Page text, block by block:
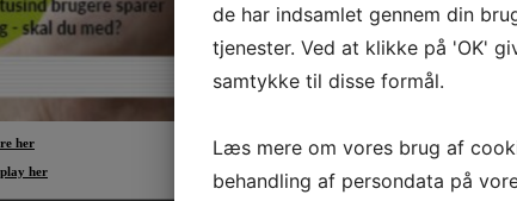
her
her
de har indsamlet gennem din
tjenester. Ved at klikke på 'OK'
samtykke til disse formål.
Læs mere om vores brug af
behandling af persondata på